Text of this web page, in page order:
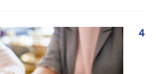
4